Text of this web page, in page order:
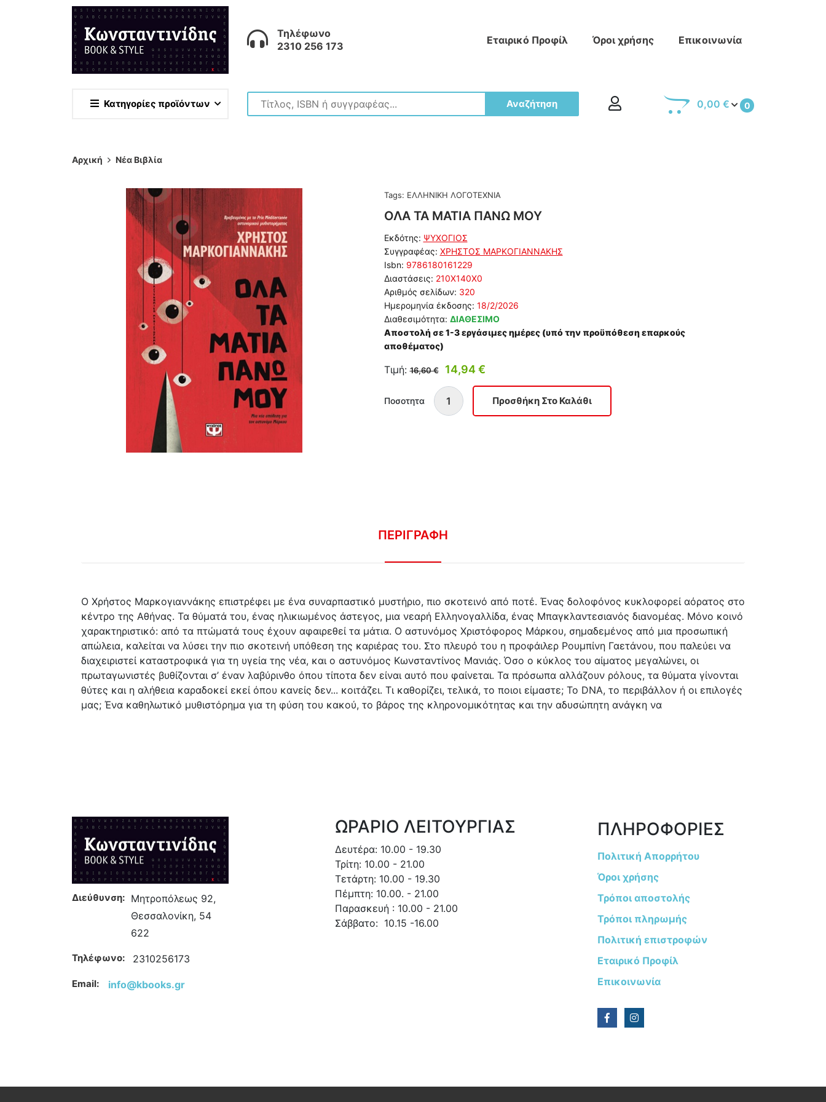
Τηλέφωνο
2310 256 173
Εταιρικό Προφίλ Όροι χρήσης Επικοινωνία
Κατηγορίες προϊόντων Αναζήτηση 0
0,00 €
Αρχική Νέα Βιβλία
Tags: ΕΛΛΗΝΙΚΗ ΛΟΓΟΤΕΧΝΙΑ
ΟΛΑ ΤΑ ΜΑΤΙΑ ΠΑΝΩ ΜΟΥ
Εκδότης: ΨΥΧΟΓΙΟΣ
Συγγραφέας: ΧΡΗΣΤΟΣ ΜΑΡΚΟΓΙΑΝΝΑΚΗΣ
Isbn: 9786180161229
Διαστάσεις: 210Χ140Χ0
Αριθμός σελίδων: 320
Ημερομηνία έκδοσης: 18/2/2026
Διαθεσιμότητα: ΔΙΑΘΕΣΙΜΟ
Αποστολή σε 1-3 εργάσιμες ημέρες (υπό την προϋπόθεση επαρκούς
αποθέματος)
Τιμή:16,60 € 14,94 €
Ποσοτητα
ΠΕΡΙΓΡΑΦΗ
Ο Χρήστος Μαρκογιαννάκης επιστρέφει με ένα συναρπαστικό μυστήριο, πιο σκοτεινό από ποτέ. Ένας δολοφόνος κυκλοφορεί αόρατος στο
κέντρο της Αθήνας. Τα θύματά του, ένας ηλικιωμένος άστεγος, μια νεαρή Ελληνογαλλίδα, ένας Μπαγκλαντεσιανός διανομέας. Μόνο κοινό
χαρακτηριστικό: από τα πτώματά τους έχουν αφαιρεθεί τα μάτια. Ο αστυνόμος Χριστόφορος Μάρκου, σημαδεμένος από μια προσωπική
απώλεια, καλείται να λύσει την πιο σκοτεινή υπόθεση της καριέρας του. Στο πλευρό του η προφάιλερ Ρουμπίνη Γαετάνου, που παλεύει να
διαχειριστεί καταστροφικά για τη υγεία της νέα, και ο αστυνόμος Κωνσταντίνος Μανιάς. Όσο ο κύκλος του αίματος μεγαλώνει, οι
πρωταγωνιστές βυθίζονται σ’ έναν λαβύρινθο όπου τίποτα δεν είναι αυτό που φαίνεται. Τα πρόσωπα αλλάζουν ρόλους, τα θύματα γίνονται
θύτες και η αλήθεια καραδοκεί εκεί όπου κανείς δεν... κοιτάζει. Τι καθορίζει, τελικά, το ποιοι είμαστε; Το DNA, το περιβάλλον ή οι επιλογές
μας; Ένα καθηλωτικό μυθιστόρημα για τη φύση του κακού, το βάρος της κληρονομικότητας και την αδυσώπητη ανάγκη να
Διεύθυνση: Μητροπόλεως 92,
Θεσσαλονίκη, 54
622
Τηλέφωνο: 2310256173
Email: info@kbooks.gr
ΩΡΑΡΙΟ ΛΕΙΤΟΥΡΓΙΑΣ
Δευτέρα: 10.00 - 19.30
Τρίτη: 10.00 - 21.00
Τετάρτη: 10.00 - 19.30
Πέμπτη: 10.00. - 21.00
Παρασκευή : 10.00 - 21.00
Σάββατο: 10.15 -16.00
ΠΛΗΡΟΦΟΡΙΕΣ
Πολιτική Απορρήτου
Όροι χρήσης
Τρόποι αποστολής
Τρόποι πληρωμής
Πολιτική επιστροφών
Εταιρικό Προφίλ
Επικοινωνία